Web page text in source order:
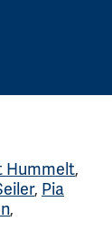
Hummelt,
, Pia
,